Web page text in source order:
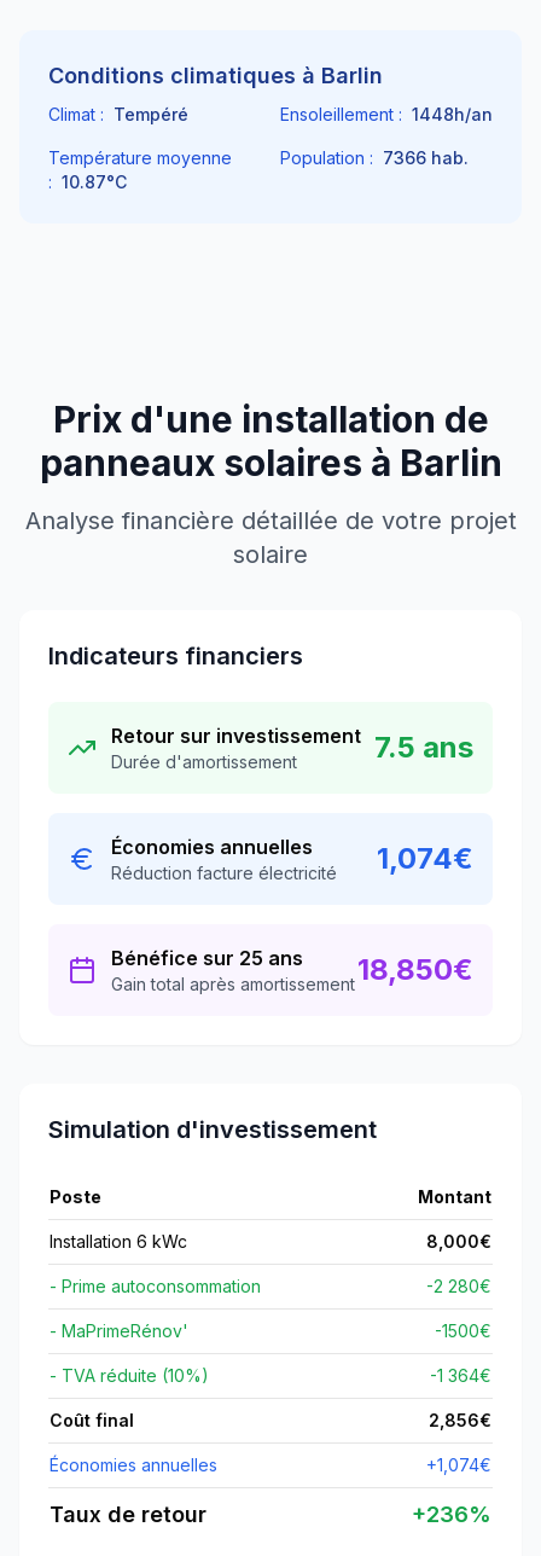
Conditions climatiques à Barlin
Climat : Tempéré Ensoleillement : 1448h/an
Température moyenne
: 10.87°C
Population : 7366 hab.
Prix d'une installation de
panneaux solaires à Barlin
Analyse financière détaillée de votre projet
solaire
Indicateurs financiers
Retour sur investissement
Durée d'amortissement 7.5 ans
Économies annuelles
Réduction facture électricité 1,074€
Bénéfice sur 25 ans
Gain total après amortissement18,850€
Simulation d'investissement
Poste Montant
Installation 6 kWc 8,000€
- Prime autoconsommation -2 280€
- MaPrimeRénov' -1500€
- TVA réduite (10%) -1 364€
Coût final 2,856€
Économies annuelles +1,074€
Taux de retour +236%